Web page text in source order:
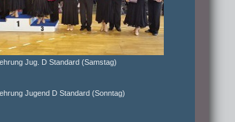
Jug. D Standard (Samstag)
Jugend D Standard (Sonntag)